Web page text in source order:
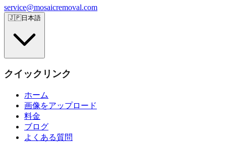
service@mosaicremoval.com
🇯🇵日本語
クイックリンク
ホーム
画像をアップロード
料金
ブログ
よくある質問